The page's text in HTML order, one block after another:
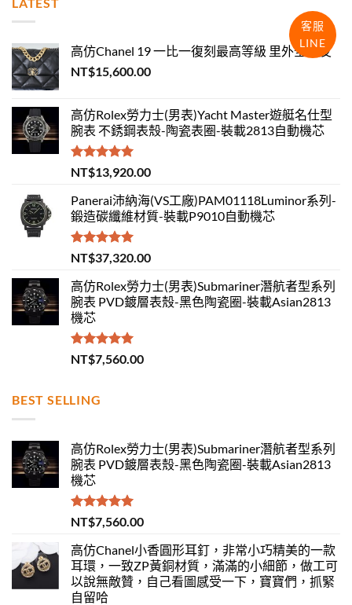
高仿Chanel 19 一比一復刻最高等級 里外全羊皮
NT$15,600.00
高仿Rolex勞力士(男表)Yacht Master遊艇名仕型
腕表 不銹鋼表殼-陶瓷表圈-裝載2813自動機芯
評分5.00
滿分 5
NT$13,920.00
Panerai沛納海(VS工廠)PAM01118Luminor系列-
鍛造碳纖維材質-裝載P9010自動機芯
評分5.00
滿分 5
NT$37,320.00
高仿Rolex勞力士(男表)Submariner潛航者型系列
腕表 PVD鍍層表殼-黑色陶瓷圈-裝載Asian2813
機芯
評分 5.00
滿分 5
NT$7,560.00
BEST SELLING
高仿Rolex勞力士(男表)Submariner潛航者型系列
腕表 PVD鍍層表殼-黑色陶瓷圈-裝載Asian2813
機芯
評分 5.00
滿分 5
NT$7,560.00
高仿Chanel小香圓形耳釘，非常小巧精美的一款
耳環，一致ZP黃銅材質，滿滿的小細節，做工可
以說無敵贊，自己看圖感受一下，寶寶們，抓緊
自留哈
客服
LINE